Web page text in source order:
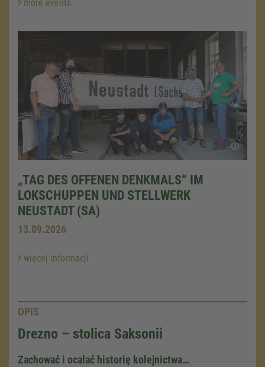
more events
„TAG DES OFFENEN DENKMALS“ IM
LOKSCHUPPEN UND STELLWERK
NEUSTADT (SA)
13.09.2026
więcej informacji
OPIS
Drezno – stolica Saksonii
Zachować i ocalać historię kolejnictwa…